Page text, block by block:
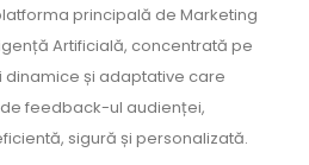
principală de Marketing
Artificială, concentrată pe
și adaptative care
feedback-ul audienței,
sigură și personalizată.